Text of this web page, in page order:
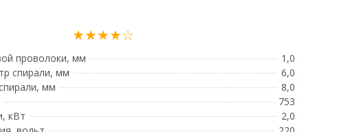
★★★★☆
проволоки, мм
1,0
спирали, мм
6,0
мм
8,0
753
кВт
2,0